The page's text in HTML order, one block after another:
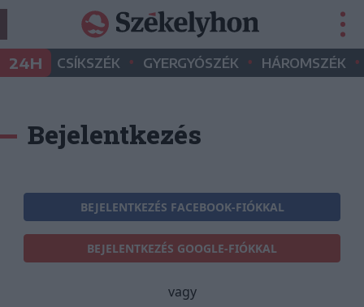
24H CSÍKSZÉK • GYERGYÓSZÉK • HÁROMSZÉK •
Bejelentkezés
BEJELENTKEZÉS FACEBOOK-FIÓKKAL
BEJELENTKEZÉS GOOGLE-FIÓKKAL
vagy